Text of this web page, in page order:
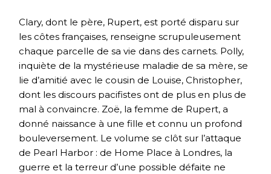
Clary, dont le père, Rupert, est porté disparu sur
les côtes françaises, renseigne scrupuleusement
chaque parcelle de sa vie dans des carnets. Polly,
inquiète de la mystérieuse maladie de sa mère, se
lie d’amitié avec le cousin de Louise, Christopher,
dont les discours pacifistes ont de plus en plus de
mal à convaincre. Zoë, la femme de Rupert, a
donné naissance à une fille et connu un profond
bouleversement. Le volume se clôt sur l’attaque
de Pearl Harbor : de Home Place à Londres, la
guerre et la terreur d’une possible défaite ne